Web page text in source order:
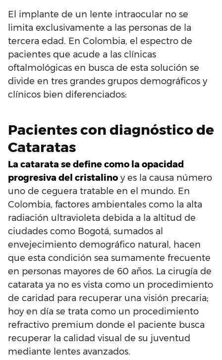
El implante de un lente intraocular no se
limita exclusivamente a las personas de la
tercera edad. En Colombia, el espectro de
pacientes que acude a las clínicas
oftalmológicas en busca de esta solución se
divide en tres grandes grupos demográficos y
clínicos bien diferenciados:
Pacientes con diagnóstico de
Cataratas
La catarata se define como la opacidad
progresiva del cristalino y es la causa número
uno de ceguera tratable en el mundo. En
Colombia, factores ambientales como la alta
radiación ultravioleta debida a la altitud de
ciudades como Bogotá, sumados al
envejecimiento demográfico natural, hacen
que esta condición sea sumamente frecuente
en personas mayores de 60 años. La cirugía de
catarata ya no es vista como un procedimiento
de caridad para recuperar una visión precaria;
hoy en día se trata como un procedimiento
refractivo premium donde el paciente busca
recuperar la calidad visual de su juventud
mediante lentes avanzados.